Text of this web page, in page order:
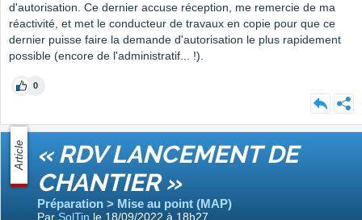
d'autorisation. Ce dernier accuse réception, me remercie de ma
réactivité, et met le conducteur de travaux en copie pour que ce
dernier puisse faire la demande d'autorisation le plus rapidement
possible (encore de l'administratif... !).
0
Article « RDV LANCEMENT DE
CHANTIER »
Préparation > Mise au point (MAP)
Par SolTin le 18/09/2022 à 18h27